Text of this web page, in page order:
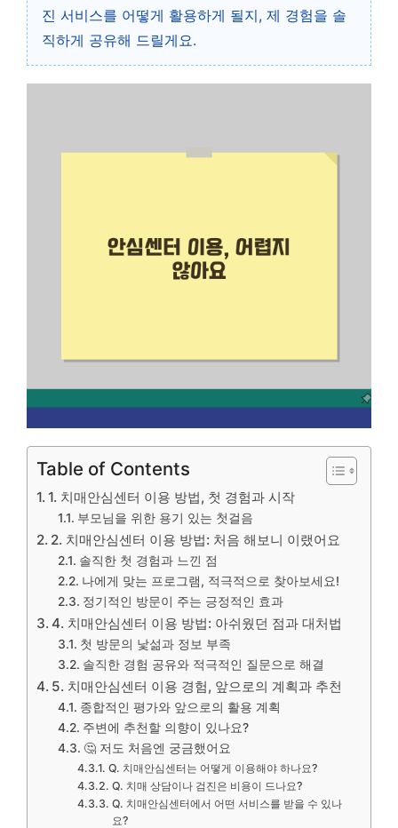
진 서비스를 어떻게 활용하게 될지, 제 경험을 솔
직하게 공유해 드릴게요.
Table of Contents
1. 치매안심센터 이용 방법, 첫 경험과 시작
부모님을 위한 용기 있는 첫걸음
2. 치매안심센터 이용 방법: 처음 해보니 이랬어요
솔직한 첫 경험과 느낀 점
나에게 맞는 프로그램, 적극적으로 찾아보세요!
정기적인 방문이 주는 긍정적인 효과
4. 치매안심센터 이용 방법: 아쉬웠던 점과 대처법
첫 방문의 낯섦과 정보 부족
솔직한 경험 공유와 적극적인 질문으로 해결
5. 치매안심센터 이용 경험, 앞으로의 계획과 추천
종합적인 평가와 앞으로의 활용 계획
주변에 추천할 의향이 있나요?
🤔 저도 처음엔 궁금했어요
Q. 치매안심센터는 어떻게 이용해야 하나요?
Q. 치매 상담이나 검진은 비용이 드나요?
Q. 치매안심센터에서 어떤 서비스를 받을 수 있나
요?